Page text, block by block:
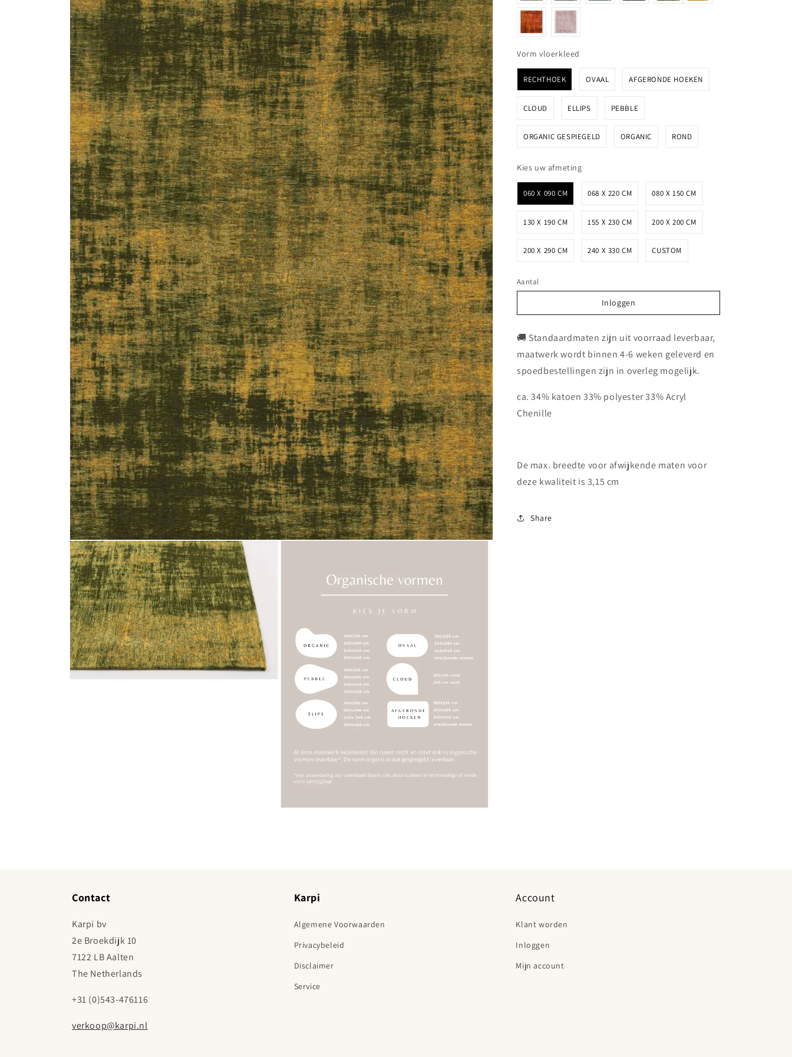
Media 1 openen in modaal
Vorm vloerkleed
RECHTHOEK OVAAL AFGERONDE HOEKEN
CLOUD ELLIPS PEBBLE
ORGANIC GESPIEGELD ORGANIC ROND
Kies uw afmetingKies uw afmeting
060 X 090 CM 068 X 220 CM 080 X 150 CM
130 X 190 CM 155 X 230 CM 200 X 200 CM
200 X 290 CM 240 X 330 CM CUSTOM
Aantal
Inloggen
Inloggen
🚚 Standaardmaten zijn uit voorraad leverbaar,
maatwerk wordt binnen 4-6 weken geleverd en
spoedbestellingen zijn in overleg mogelijk.
ca. 34% katoen 33% polyester 33% Acryl
Chenille
De max. breedte voor afwijkende maten voor
deze kwaliteit is 3,15 cm
Share
Contact
Karpi bv
2e Broekdijk 10
7122 LB Aalten
The Netherlands
+31 (0)543-476116
verkoop@karpi.nl
Karpi
Algemene Voorwaarden
Privacybeleid
Disclaimer
Service
Account
Klant worden
Inloggen
Mijn account